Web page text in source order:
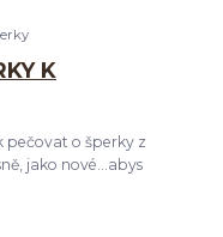
K
pečovat o šperky z
jako nové...abys